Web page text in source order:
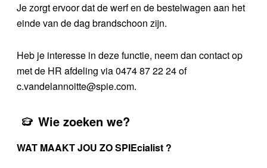
Je zorgt ervoor dat de werf en de bestelwagen aan het
einde van de dag brandschoon zijn.
Heb je interesse in deze functie, neem dan contact op
met de HR afdeling via 0474 87 22 24 of
c.vandelannoitte@spie.com.
Wie zoeken we?
WAT MAAKT JOU ZO SPIEcialist ?